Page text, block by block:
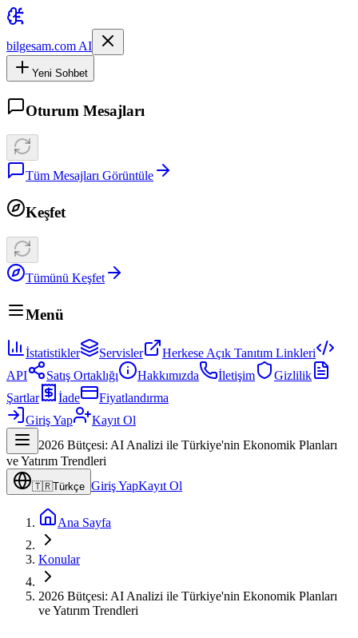
bilgesam.com AI
Yeni Sohbet
Oturum Mesajları
Tüm Mesajları Görüntüle
Keşfet
Tümünü Keşfet
Menü
İstatistikler Servisler
Herkese Açık Tanıtım Linkleri
API
Satış Ortaklığı Hakkımızda İletişim
Gizlilik
Şartlar
İade
Fiyatlandırma
Giriş Yap
Kayıt Ol
2026 Bütçesi: AI Analizi ile Türkiye'nin Ekonomik Planları
ve Yatırım Trendleri
🇹🇷Türkçe Giriş YapKayıt Ol
Ana Sayfa
Konular
2026 Bütçesi: AI Analizi ile Türkiye'nin Ekonomik Planları
ve Yatırım Trendleri